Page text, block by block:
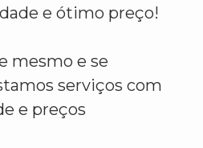
e ótimo preço!
mesmo e se
serviços com
e preços